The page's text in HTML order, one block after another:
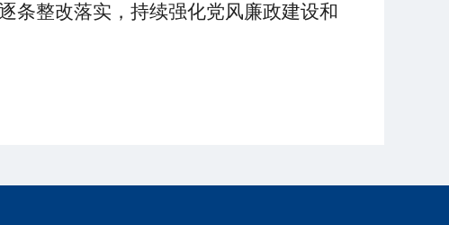
条整改落实，持续强化党风廉政建设和